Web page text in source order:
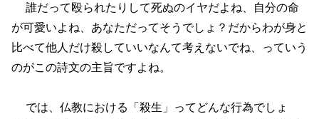
誰だって殴られたりして死ぬのイヤだよね、自分の命
が可愛いよね、あなただってそうでしょ？だからわが身と
比べて他人だけ殺していいなんて考えないでね、っていう
のがこの詩文の主旨ですよね。
では、仏教における「殺生」ってどんな行為でしょ